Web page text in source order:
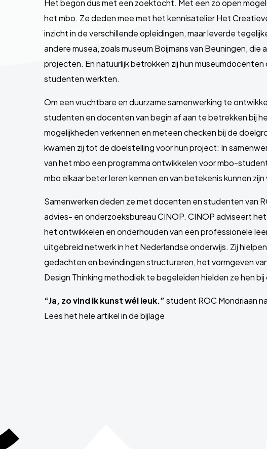
Het begon dus met een zoektocht. Met een zo open
het mbo. Ze deden mee met het kennisatelier Het
inzicht in de verschillende opleidingen, maar leverde
andere musea, zoals museum Boijmans van Beuningen, die
projecten. En natuurlijk betrokken zij hun museumdocenten
studenten werkten.
Om een vruchtbare en duurzame samenwerking te
studenten en docenten van begin af aan te betrekken bij
mogelijkheden verkennen en meteen checken bij de
kwamen zij tot de doelstelling voor hun project: In
van het mbo een programma ontwikkelen voor mbo-
mbo elkaar beter leren kennen en van betekenis kunnen zijn
Samenwerken deden ze met docenten en studenten van
advies- en onderzoeksbureau CINOP. CINOP adviseert
het ontwikkelen en onderhouden van een professionele
uitgebreid netwerk in het Nederlandse onderwijs. Zij
gedachten en bevindingen structureren, het vormgeven
Design Thinking methodiek te begeleiden hielden ze hen bij
“Ja, zo vind ik kunst wél leuk.”student ROC Mondriaan
Lees het hele artikel in de bijlage